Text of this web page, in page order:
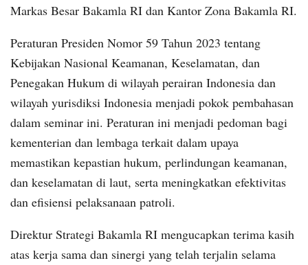
Markas Besar Bakamla RI dan Kantor Zona Bakamla RI.
Peraturan Presiden Nomor 59 Tahun 2023 tentang
Kebijakan Nasional Keamanan, Keselamatan, dan
Penegakan Hukum di wilayah perairan Indonesia dan
wilayah yurisdiksi Indonesia menjadi pokok pembahasan
dalam seminar ini. Peraturan ini menjadi pedoman bagi
kementerian dan lembaga terkait dalam upaya
memastikan kepastian hukum, perlindungan keamanan,
dan keselamatan di laut, serta meningkatkan efektivitas
dan efisiensi pelaksanaan patroli.
Direktur Strategi Bakamla RI mengucapkan terima kasih
atas kerja sama dan sinergi yang telah terjalin selama